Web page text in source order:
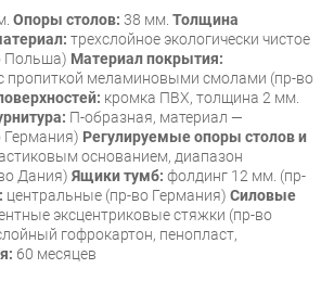
Опоры столов: 38 мм. Толщина
трехслойное экологически чистое
Польша) Материал покрытия:
пропиткой меламиновыми смолами (пр-во
кромка ПВХ, толщина 2 мм.
П-образная, материал —
Германия) Регулируемые опоры столов и
основанием, диапазон
Дания) Ящики тумб: фолдинг 12 мм. (пр-
центральные (пр-во Германия) Силовые
эксцентриковые стяжки (пр-во
гофрокартон, пенопласт,
60 месяцев